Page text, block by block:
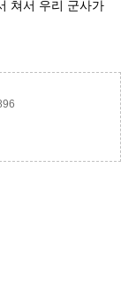
쳐서 우리 군사가